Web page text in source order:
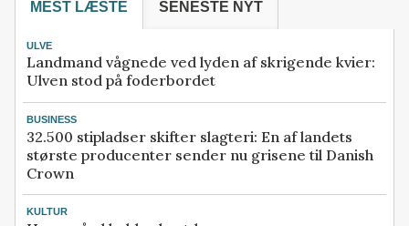
MEST LÆSTE SENESTE NYT
ULVE
Landmand vågnede ved lyden af skrigende kvier:
Ulven stod på foderbordet
BUSINESS
32.500 stipladser skifter slagteri: En af landets
største producenter sender nu grisene til Danish
Crown
KULTUR